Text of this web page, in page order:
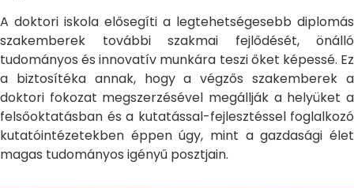
A doktori iskola elősegíti a legtehetségesebb diplomás
szakemberek további szakmai fejlődését, önálló
tudományos és innovatív munkára teszi őket képessé. Ez
a biztosítéka annak, hogy a végzős szakemberek a
doktori fokozat megszerzésével megállják a helyüket a
felsőoktatásban és a kutatással-fejlesztéssel foglalkozó
kutatóintézetekben éppen úgy, mint a gazdasági élet
magas tudományos igényű posztjain.